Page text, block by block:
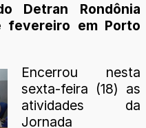
Detran Rondônia
fevereiro em Porto
Encerrou nesta
sexta-feira (18) as
atividades da
Jornada